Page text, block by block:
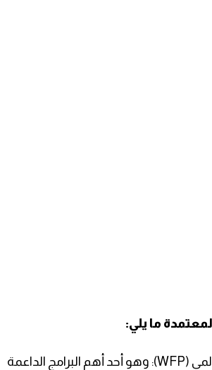
ما يلي:
1. برنامج الأغذية العالمي (WFP): وهو أحد أهم البرامج الداعمة